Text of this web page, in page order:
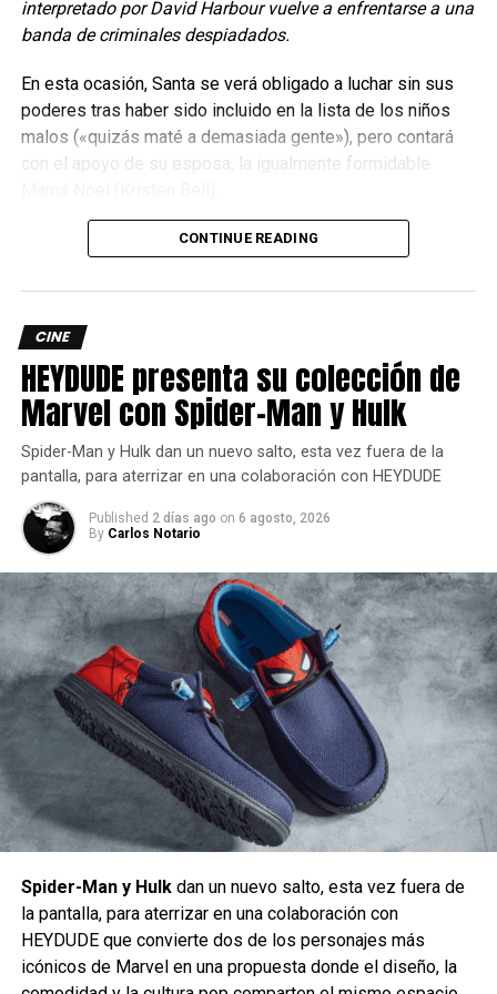
accidental, en una persecución inter-multiversal, ante la
cual ofrece su ayuda, sin embargo sabe que está algo
rebasado frente a la amenaza que los acecha, por lo que
recurre a Wanda Maximoff ( Elizabeth Olsen) quien
después de los eventos narrados en
“WandaVision”
2021) trata de llevar una vida en paz, pero también le
personajes, sino todos los universos conocidos.
personajes que apuestan enormemente por la sorpresa de
los espectadores, bajo la mano y estética de
Sam Raimi
su amor por lo terrorífico.
LO BUENO
Sam Reimies sin lugar a dudas una de las mejores
adiciones al UCM actual, de manera inmediata se nota la
total diferencia en comparación con cualquier proyecto
que le sea anterior en este universo expandido, le añade
cine” a toda la película, sin embargo es también en sus
momentos más de autor, pero sobre todo los disminuidos
por la clasificación (PG-13) los que causarán mayor
controversia (ya pasaremos a ello más adelante).
interpretado por David Harbour vuelve a enfrentarse a una
banda de criminales despiadados.
En esta ocasión, Santa se verá obligado a luchar sin sus
poderes tras haber sido incluido en la lista de los niños
malos («quizás maté a demasiada gente»), pero contará
con el apoyo de su esposa, la igualmente formidable
CONTINUE READING
CINE
HEYDUDE presenta su colección de
Marvel con Spider-Man y Hulk
Spider-Man y Hulk dan un nuevo salto, esta vez fuera de la
pantalla, para aterrizar en una colaboración con HEYDUDE
Published 2 días ago on 6 agosto, 2026
By Carlos Notario
Spider-Man y Hulkdan un nuevo salto, esta vez fuera de
la pantalla, para aterrizar en una colaboración con
HEYDUDE que convierte dos de los personajes más
icónicos de Marvel en una propuesta donde el diseño, la